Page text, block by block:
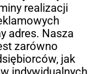
realizacji
adres. Nasza
zarówno
jak